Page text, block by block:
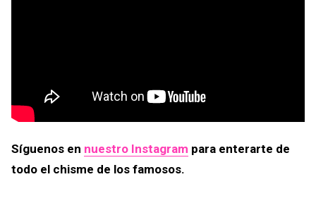
Síguenos en nuestro Instagram para enterarte de
todo el chisme de los famosos.